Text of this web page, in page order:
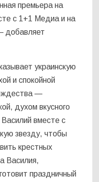
премьера на
с 1+1 Медиа и на
добавляет
украинскую
и спокойной
—
духом вкусного
вместе с
звезду, чтобы
крестных
Василия,
праздничный